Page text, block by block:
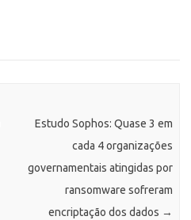
Estudo Sophos: Quase 3 em
cada 4 organizações
governamentais atingidas por
ransomware sofreram
encriptação dos dados →